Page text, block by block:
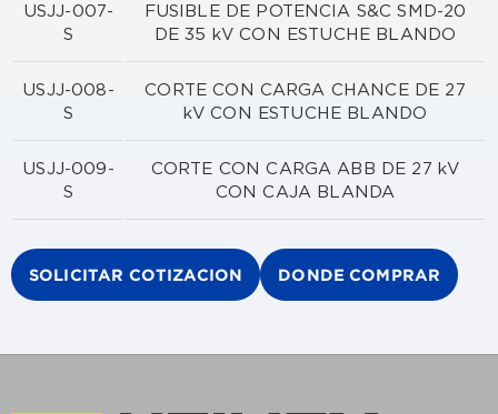
USJJ-007-
S
FUSIBLE DE POTENCIA S&C SMD-20
DE 35 kV CON ESTUCHE BLANDO
USJJ-008-
S
CORTE CON CARGA CHANCE DE 27
kV CON ESTUCHE BLANDO
USJJ-009-
S
CORTE CON CARGA ABB DE 27 kV
CON CAJA BLANDA
SOLICITAR COTIZACION DONDE COMPRAR